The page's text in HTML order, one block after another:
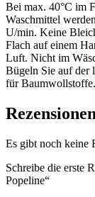
Bei max. 40°C im
Waschmittel
U/min. Keine
Flach auf einem
Luft. Nicht im
Bügeln Sie auf der
für Baumwollstoffe.
Rezensionen
Es gibt noch keine
Schreibe die erste
Popeline“